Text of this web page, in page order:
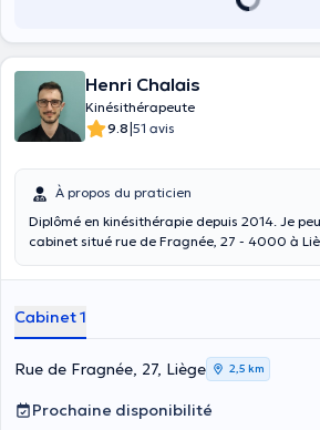
Henri Chalais
Kinésithérapeute
9.8|51 avis
À propos du praticien
Diplômé en kinésithérapie depuis 2014. Je
cabinet situé rue de Fragnée, 27 - 4000 à Liège.
que ce soit pour un diagnostic, un bilan et/
Cabinet 1
Rue de Fragnée, 27, Liège 2,5 km
Prochaine disponibilité